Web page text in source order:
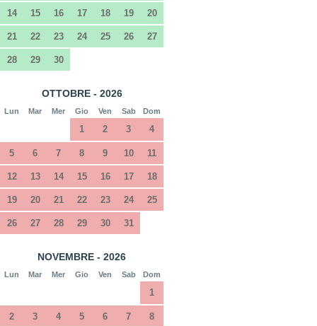
14 15 16 17 18 19 20
21 22 23 24 25 26 27
28 29 30
OTTOBRE - 2026
Lun Mar Mer Gio Ven Sab Dom
1 2 3 4
5 6 7 8 9 10 11
12 13 14 15 16 17 18
19 20 21 22 23 24 25
26 27 28 29 30 31
NOVEMBRE - 2026
Lun Mar Mer Gio Ven Sab Dom
1
2 3 4 5 6 7 8